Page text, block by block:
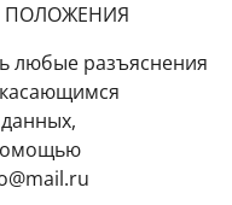
ПОЛОЖЕНИЯ
любые разъяснения